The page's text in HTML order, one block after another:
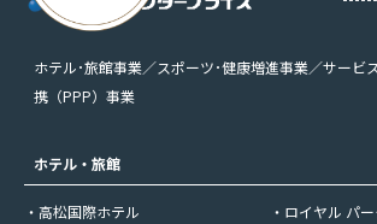
ホテル･旅館事業／スポーツ･健康増進事業／サービ
携（PPP）事業
ホテル・旅館
・高松国際ホテル ・ロイヤル パ